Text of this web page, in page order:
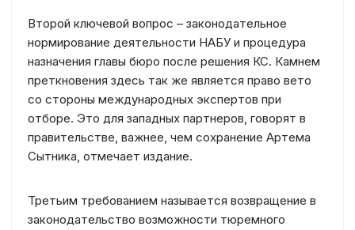
Второй ключевой вопрос – законодательное
нормирование деятельности НАБУ и процедура
назначения главы бюро после решения КС. Камнем
преткновения здесь так же является право вето
со стороны международных экспертов при
отборе. Это для западных партнеров, говорят в
правительстве, важнее, чем сохранение Артема
Сытника, отмечает издание.
Третьим требованием называется возвращение в
законодательство возможности тюремного